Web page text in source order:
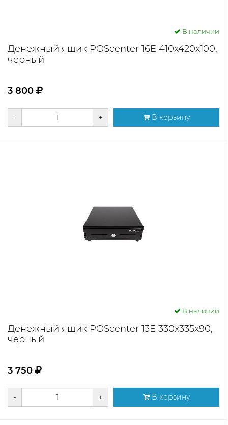
В наличии
Денежный ящик POScenter 16E 410x420x100,
черный
3 800
- + В корзину
В наличии
Денежный ящик POScenter 13E 330x335x90,
черный
3 750
- + В корзину